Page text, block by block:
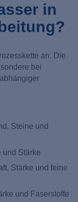
in
an. Die
bei
Steine und
und Stärke
Stärke und feine
und Faserstoffe